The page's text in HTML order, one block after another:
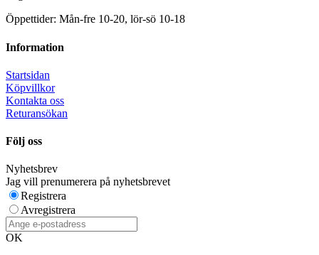
Öppettider: Mån-fre 10-20, lör-sö 10-18
Information
Startsidan
Köpvillkor
Kontakta oss
Returansökan
Följ oss
Nyhetsbrev
Jag vill prenumerera på nyhetsbrevet
Registrera
Avregistrera
OK